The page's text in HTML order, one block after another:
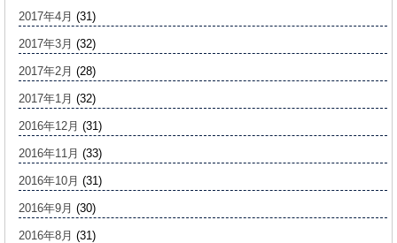
2017年4月 (31)
2017年3月 (32)
2017年2月 (28)
2017年1月 (32)
2016年12月 (31)
2016年11月 (33)
2016年10月 (31)
2016年9月 (30)
2016年8月 (31)